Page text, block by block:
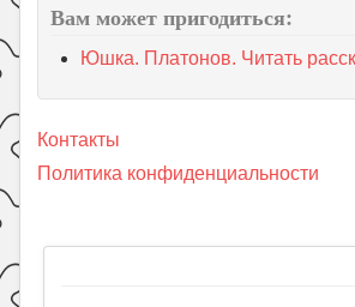
Вам может пригодиться:
Юшка. Платонов. Читать
Контакты
Политика конфиденциальности